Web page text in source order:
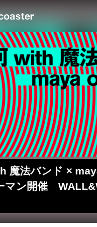
魔法バンド ×
マン開催